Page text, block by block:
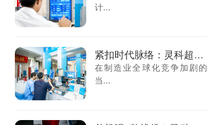
计...
紧扣时代脉络：灵科超声波以全球领先技术厚度...
在制造业全球化竞争加剧的
当...